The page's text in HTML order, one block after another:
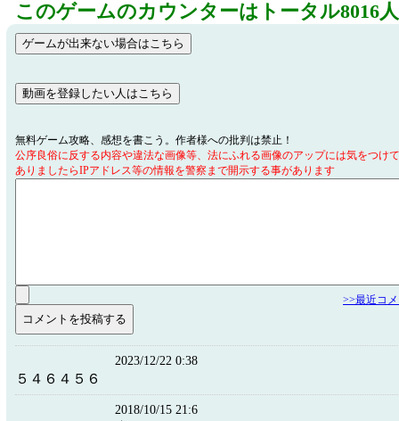
このゲームのカウンターはトータル8016
無料ゲーム攻略、感想を書こう。作者様への批判は禁止！
公序良俗に反する内容や違法な画像等、法にふれる画像のアップには気をつけ
ありましたらIPアドレス等の情報を警察まで開示する事があります
>>最近コ
2023/12/22 0:38
５４６４５６
2018/10/15 21:6